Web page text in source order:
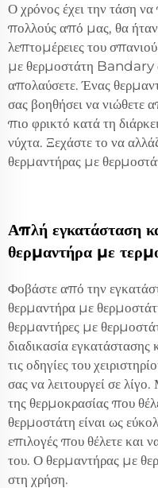
Ο χρόνος έχει την τάση
πολλούς από μας, θα
λεπτομέρειες του
με θερμοστάτη Bandary
απολαύσετε. Ένας
σας βοηθήσει να νιώθετε
πιο φρικτό κατά τη
νύχτα. Ξεχάστε το να
θερμαντήρας με
Απλή εγκατάσταση
θερμαντήρα με
Φοβάστε από την
θερμαντήρα με
θερμαντήρες με
διαδικασία
τις οδηγίες του
σας να λειτουργεί σε
της θερμοκρασίας που
θερμοστάτη είναι ως
επιλογές που θέλετε και
του. Ο θερμαντήρας με
στη χρήση.